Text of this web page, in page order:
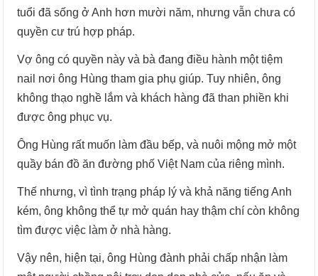
tuổi đã sống ở Anh hơn mười năm, nhưng vẫn chưa có
quyền cư trú hợp pháp.
Vợ ông có quyền này và bà đang điều hành một tiệm
nail nơi ông Hùng tham gia phụ giúp. Tuy nhiên, ông
không thạo nghề lắm và khách hàng đã than phiền khi
được ông phục vụ.
Ông Hùng rất muốn làm đầu bếp, và nuôi mộng mở một
quầy bán đồ ăn đường phố Việt Nam của riêng mình.
Thế nhưng, vì tình trạng pháp lý và khả năng tiếng Anh
kém, ông không thể tự mở quán hay thậm chí còn không
tìm được việc làm ở nhà hàng.
Vậy nên, hiện tại, ông Hùng đành phải chấp nhận làm